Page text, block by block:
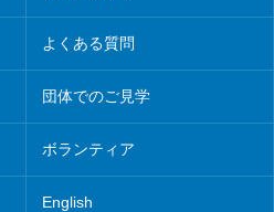
よくある質問
団体でのご見学
ボランティア
English